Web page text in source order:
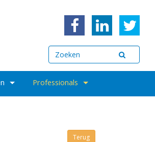
Professionals
Terug